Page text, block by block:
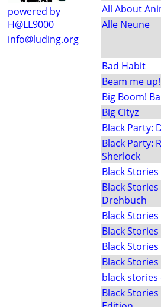
powered by
H@LL9000
info@luding.org
All About
Alle Neune
Bad Habit
Beam me up!
Big Boom!
Big Cityz
Black Party:
Black Party:
Sherlock
Black Stories
Black
Drehbuch
Black
Black
Black
Black
black stories
Black